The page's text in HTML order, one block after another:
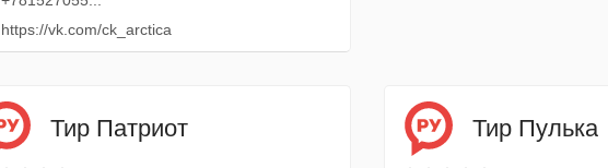
https://vk.com/ck_arctica
Тир Патриот Тир Пулька